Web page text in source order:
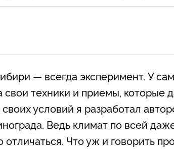
— всегда эксперимент. У
свои техники и приемы, которые
условий я разработал
Ведь климат по всей
Что уж и говорить